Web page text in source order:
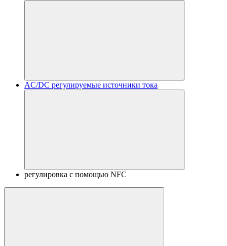
AC/DC регулируемые источники тока
регулировка с помощью NFC